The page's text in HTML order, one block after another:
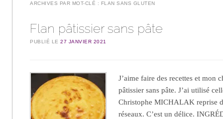
ARCHIVES PAR MOT-CLÉ : FLAN SANS GLUTEN
Flan pâtissier sans pâte
PUBLIÉ LE27 JANVIER 2021
J’aime faire des recettes et mon
pâtissier sans pâte. J’ai utilisé
Christophe MICHALAK reprise
réseaux. C’est un délice.